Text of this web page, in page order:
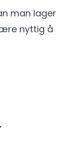
man lager
nyttig å